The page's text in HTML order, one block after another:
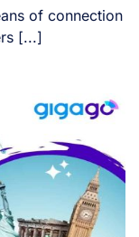
of connection
[...]